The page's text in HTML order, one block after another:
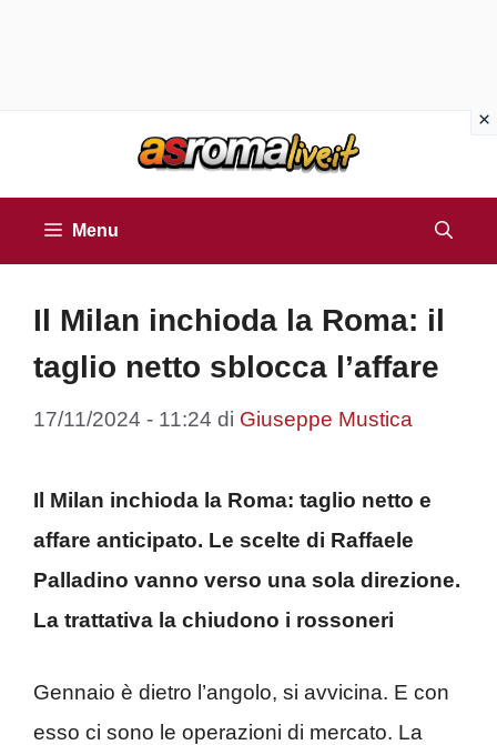
Menu
Il Milan inchioda la Roma: il
taglio netto sblocca l’affare
17/11/2024 - 11:24 di Giuseppe Mustica
Il Milan inchioda la Roma: taglio netto e
affare anticipato. Le scelte di Raffaele
Palladino vanno verso una sola direzione.
La trattativa la chiudono i rossoneri
Gennaio è dietro l’angolo, si avvicina. E con
esso ci sono le operazioni di mercato. La